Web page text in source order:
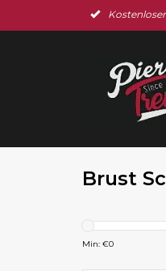
Brust
Min: €0